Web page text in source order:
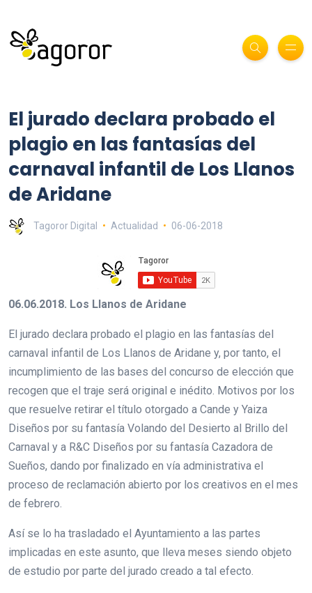
El jurado declara probado el
plagio en las fantasías del
carnaval infantil de Los Llanos
de Aridane
Tagoror Digital Actualidad 06-06-2018
06.06.2018. Los Llanos de Aridane
El jurado declara probado el plagio en las fantasías del
carnaval infantil de Los Llanos de Aridane y, por tanto, el
incumplimiento de las bases del concurso de elección que
recogen que el traje será original e inédito. Motivos por los
que resuelve retirar el título otorgado a Cande y Yaiza
Diseños por su fantasía Volando del Desierto al Brillo del
Carnaval y a R&C Diseños por su fantasía Cazadora de
Sueños, dando por finalizado en vía administrativa el
proceso de reclamación abierto por los creativos en el mes
de febrero.
Así se lo ha trasladado el Ayuntamiento a las partes
implicadas en este asunto, que lleva meses siendo objeto
de estudio por parte del jurado creado a tal efecto.